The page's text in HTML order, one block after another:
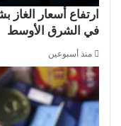
ارتفاع أسعار الغاز
في الشرق الأوسط
منذ أسبوعين